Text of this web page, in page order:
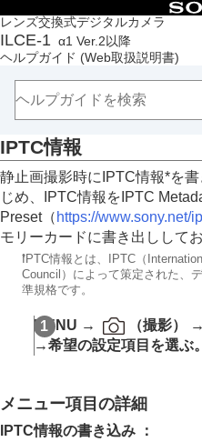
レンズ交換式デジタルカメラ
ILCE-1 α1 Ver.2以降
ヘルプガイド (Web取扱説明書)
目次
トップページ
ヘルプガイドの使いかた
本体と付属品を確認する
本機の基本操作
準備/基本的な撮影
MENU一覧から機能を探す
撮影機能を活用する
カメラをカスタマイズする
再生する
カメラの設定を変更する
メモリーカードの設定
ファイルの設定
ファイル/フォルダー
記録フォルダー選択
フォルダー新規作成
IPTC情報
著作権情報
シリアル番号書き込
IPTC情報
静止画撮影時にIPTC情報*を
じめ、IPTC情報をIPTC
Preset（ https://www.sony.net/
モリーカードに書き出しして
*IPTC情報とは、IPTC（
Council）によって策定された、
準規格です。
MENU → （撮影） →
→希望の設定項目を選ぶ。
メニュー項目の詳細
IPTC情報の書き込み
：